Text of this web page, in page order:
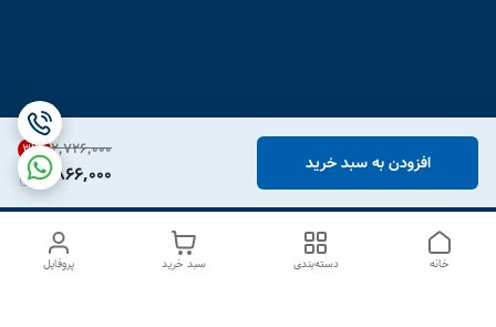
۲٬۷۲۶٬۰۰۰ 31%
1,866,000 افزودن به سبد خرید
پروفایل سبد خرید دسته‌بندی خانه